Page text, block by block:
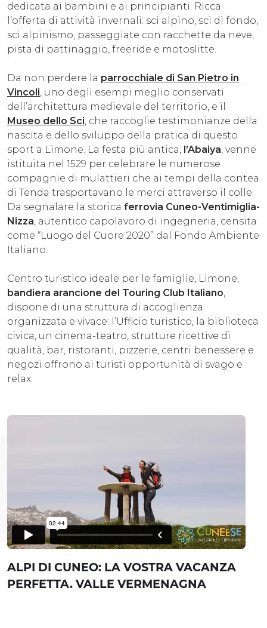
dedicata ai bambini e ai principianti. Ricca
l’offerta di attività invernali: sci alpino, sci di fondo,
sci alpinismo, passeggiate con racchette da neve,
pista di pattinaggio, freeride e motoslitte.
Da non perdere la parrocchiale di San Pietro in
Vincoli , uno degli esempi meglio conservati
dell’architettura medievale del territorio, e il
Museo dello Sci , che raccoglie testimonianze della
nascita e dello sviluppo della pratica di questo
sport a Limone. La festa più antica, l’Abaiya , venne
istituita nel 1529 per celebrare le numerose
compagnie di mulattieri che ai tempi della contea
di Tenda trasportavano le merci attraverso il colle.
Da segnalare la storica ferrovia Cuneo-Ventimiglia-
Nizza , autentico capolavoro di ingegneria, censita
come “Luogo del Cuore 2020” dal Fondo Ambiente
Italiano.
Centro turistico ideale per le famiglie, Limone,
bandiera arancione del Touring Club Italiano
dispone di una struttura di accoglienza
organizzata e vivace: l’Ufficio turistico, la biblioteca
civica, un cinema-teatro, strutture ricettive di
qualità, bar, ristoranti, pizzerie, centri benessere e
negozi offrono ai turisti opportunità di svago e
relax.
ALPI DI CUNEO: LA VOSTRA VACANZA
PERFETTA. VALLE VERMENAGNA